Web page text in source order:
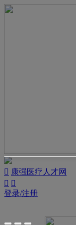
 康强医疗人才网
 
登录/注册